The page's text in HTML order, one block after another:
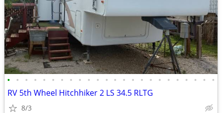
• • • • • • • • • • • • • • • • • • • • • • • •
RV 5th Wheel Hitchhiker 2 LS 34.5 RLTG
8/3